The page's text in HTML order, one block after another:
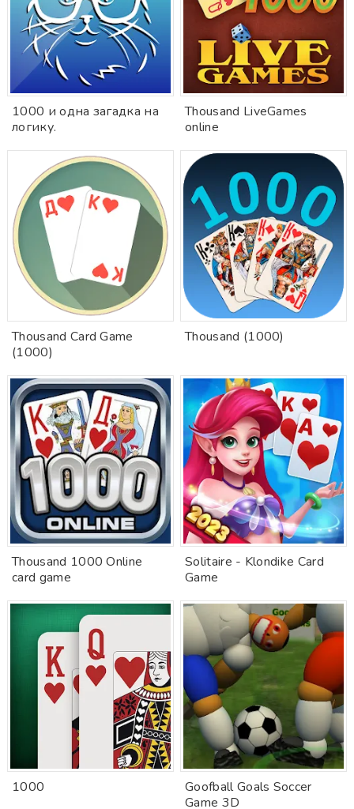
1000 и одна загадка на
логику.
Thousand LiveGames
online
Thousand Card Game
(1000)
Thousand (1000)
Thousand 1000 Online
card game
Solitaire - Klondike Card
Game
1000
Goofball Goals Soccer
Game 3D